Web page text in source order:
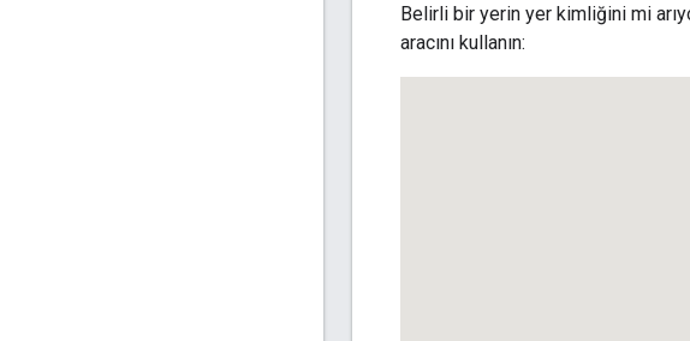
Belirli bir yerin yer kimliğini mi
aracını kullanın: